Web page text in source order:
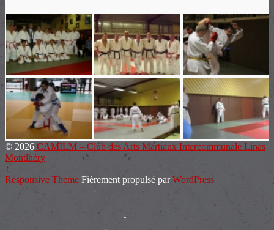
© 2026 CAMILM – Club des Arts Martiaux Intercommunale Linas
Montlhéry
↑
Responsive Theme Fièrement propulsé parWordPress